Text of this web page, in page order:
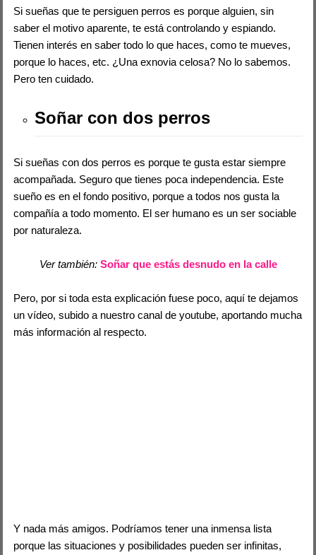
Si sueñas que te persiguen perros es porque alguien, sin
saber el motivo aparente, te está controlando y espiando.
Tienen interés en saber todo lo que haces, como te mueves,
porque lo haces, etc. ¿Una exnovia celosa? No lo sabemos.
Pero ten cuidado.
Soñar con dos perros
Si sueñas con dos perros es porque te gusta estar siempre
acompañada. Seguro que tienes poca independencia. Este
sueño es en el fondo positivo, porque a todos nos gusta la
compañía a todo momento. El ser humano es un ser sociable
por naturaleza.
Ver también: Soñar que estás desnudo en la calle
Pero, por si toda esta explicación fuese poco, aquí te dejamos
un vídeo, subido a nuestro canal de youtube, aportando mucha
más información al respecto.
Y nada más amigos. Podríamos tener una inmensa lista
porque las situaciones y posibilidades pueden ser infinitas,